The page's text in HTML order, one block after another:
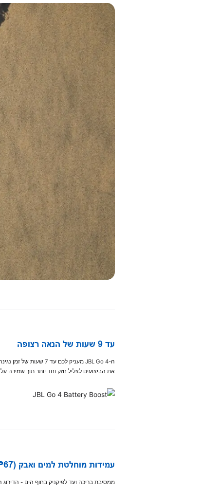
עד 9 שעות של הנאה רצופה
את הביצועים לצליל חזק וחד יותר תוך שמירה
עמידות מוחלטת למים ואבק (IP67)